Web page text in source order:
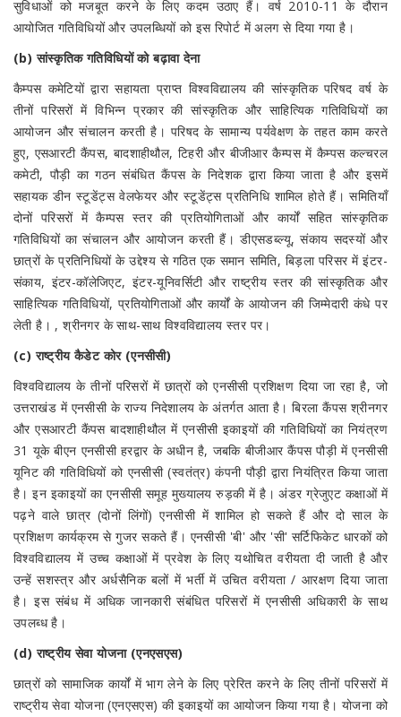
सुविधाओं को मजबूत करने के लिए कदम उठाए हैं। वर्ष 2010-11 के दौरान
आयोजित गतिविधियों और उपलब्धियों को इस रिपोर्ट में अलग से दिया गया है।
(b) सांस्कृतिक गतिविधियों को बढ़ावा देना
कैम्पस कमेटियों द्वारा सहायता प्राप्त विश्वविद्यालय की सांस्कृतिक परिषद वर्ष के
तीनों परिसरों में विभिन्न प्रकार की सांस्कृतिक और साहित्यिक गतिविधियों का
आयोजन और संचालन करती है। परिषद के सामान्य पर्यवेक्षण के तहत काम करते
हुए, एसआरटी कैंपस, बादशाहीथौल, टिहरी और बीजीआर कैम्पस में कैम्पस कल्चरल
कमेटी, पौड़ी का गठन संबंधित कैंपस के निदेशक द्वारा किया जाता है और इसमें
सहायक डीन स्टूडेंट्स वेलफेयर और स्टूडेंट्स प्रतिनिधि शामिल होते हैं। समितियाँ
दोनों परिसरों में कैम्पस स्तर की प्रतियोगिताओं और कार्यों सहित सांस्कृतिक
गतिविधियों का संचालन और आयोजन करती हैं। डीएसडब्ल्यू, संकाय सदस्यों और
छात्रों के प्रतिनिधियों के उद्देश्य से गठित एक समान समिति, बिड़ला परिसर में इंटर-
संकाय, इंटर-कॉलेजिएट, इंटर-यूनिवर्सिटी और राष्ट्रीय स्तर की सांस्कृतिक और
साहित्यिक गतिविधियों, प्रतियोगिताओं और कार्यों के आयोजन की जिम्मेदारी कंधे पर
लेती है। , श्रीनगर के साथ-साथ विश्वविद्यालय स्तर पर।
(c) राष्ट्रीय कैडेट कोर (एनसीसी)
विश्वविद्यालय के तीनों परिसरों में छात्रों को एनसीसी प्रशिक्षण दिया जा रहा है, जो
उत्तराखंड में एनसीसी के राज्य निदेशालय के अंतर्गत आता है। बिरला कैंपस श्रीनगर
और एसआरटी कैंपस बादशाहीथौल में एनसीसी इकाइयों की गतिविधियों का नियंत्रण
31 यूके बीएन एनसीसी हरद्वार के अधीन है, जबकि बीजीआर कैंपस पौड़ी में एनसीसी
यूनिट की गतिविधियों को एनसीसी (स्वतंत्र) कंपनी पौड़ी द्वारा नियंत्रित किया जाता
है। इन इकाइयों का एनसीसी समूह मुख्यालय रुड़की में है। अंडर ग्रेजुएट कक्षाओं में
पढ़ने वाले छात्र (दोनों लिंगों) एनसीसी में शामिल हो सकते हैं और दो साल के
प्रशिक्षण कार्यक्रम से गुजर सकते हैं। एनसीसी 'बी' और 'सी' सर्टिफिकेट धारकों को
विश्वविद्यालय में उच्च कक्षाओं में प्रवेश के लिए यथोचित वरीयता दी जाती है और
उन्हें सशस्त्र और अर्धसैनिक बलों में भर्ती में उचित वरीयता / आरक्षण दिया जाता
है। इस संबंध में अधिक जानकारी संबंधित परिसरों में एनसीसी अधिकारी के साथ
उपलब्ध है।
(d) राष्ट्रीय सेवा योजना (एनएसएस)
छात्रों को सामाजिक कार्यों में भाग लेने के लिए प्रेरित करने के लिए तीनों परिसरों में
राष्ट्रीय सेवा योजना (एनएसएस) की इकाइयों का आयोजन किया गया है। योजना को